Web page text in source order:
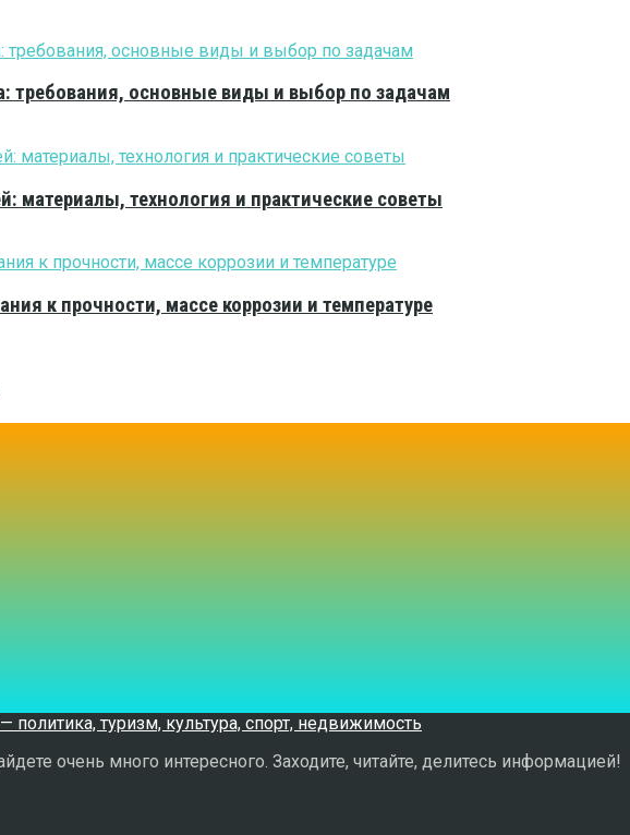
требования, основные виды и выбор по задачам
материалы, технология и практические советы
к прочности, массе коррозии и температуре
очень много интересного. Заходите, читайте, делитесь информацией!